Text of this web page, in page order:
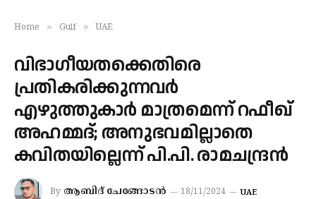
Home » Gulf » UAE
വിഭാഗീയതക്കെതിരെ
പ്രതികരിക്കുന്നവർ
എഴുത്തുകാർ മാത്രമെന്ന് റഫീഖ്
അഹമ്മദ്; അനുഭവമില്ലാതെ
കവിതയില്ലെന്ന് പി.പി. രാമചന്ദ്രൻ
By ആബിദ് ചേങ്ങോടൻ 18/11/2024 UAE